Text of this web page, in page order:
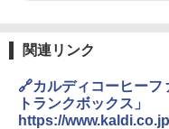
関連リンク
🔗カルディコーヒーフ
トランクボックス」
https://